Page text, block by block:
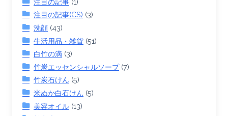
注目の記事(CS) (3)
洗顔 (43)
生活用品・雑貨 (51)
白竹の滴 (3)
竹炭エッセンシャルソープ(7)
竹炭石けん (5)
米ぬか白石けん (5)
美容オイル (13)